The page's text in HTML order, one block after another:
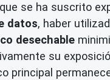
se ha suscrito
datos, haber
desechable
su
principal